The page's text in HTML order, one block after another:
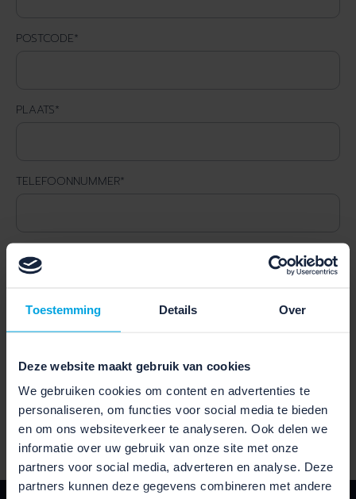
Toestemming Details Over
Deze website maakt gebruik van cookies
We gebruiken cookies om content en advertenties te
personaliseren, om functies voor social media te bieden
en om ons websiteverkeer te analyseren. Ook delen we
informatie over uw gebruik van onze site met onze
partners voor social media, adverteren en analyse. Deze
partners kunnen deze gegevens combineren met andere
POSTCODE*
PLAATS*
TELEFOONNUMMER*
GESELECTEERDE FIETS
VERSTUUR